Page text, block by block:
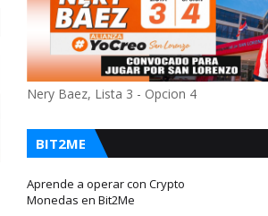
Nery Baez, Lista 3 - Opcion 4
BIT2ME
Aprende a operar con Crypto
Monedas en Bit2Me